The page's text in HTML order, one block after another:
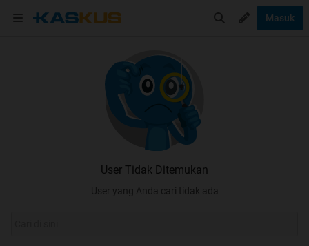
Masuk
User Tidak Ditemukan
User yang Anda cari tidak ada